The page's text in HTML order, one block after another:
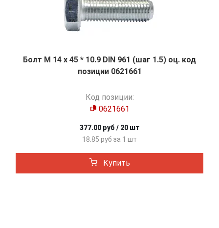
Болт М 14 х 45 * 10.9 DIN 961 (шаг 1.5) оц. код
позиции 0621661
Код позиции:
0621661
377.00 руб / 20 шт
18.85 руб за 1 шт
Купить